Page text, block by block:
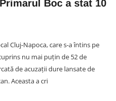
Boc a stat 10
Cluj-Napoca, care s-a întins pe
nu mai puțin de 52 de
de acuzații dure lansate de
Aceasta a cri